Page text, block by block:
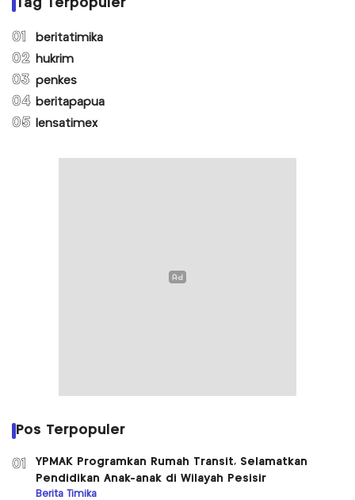
Tag Terpopuler
01 beritatimika
02 hukrim
03 penkes
04 beritapapua
05 lensatimex
Pos Terpopuler
01
YPMAK Programkan Rumah Transit, Selamatkan
Pendidikan Anak-anak di Wilayah Pesisir
Berita Timika